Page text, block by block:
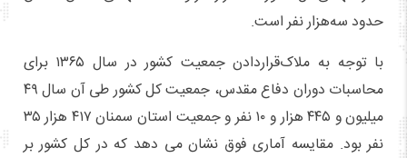
حدود سه‌هزار نفر است.
با توجه به ملاک‌قراردادن جمعیت کشور در سال ۱۳۶۵ برای
محاسبات دوران دفاع مقدس، جمعیت کل کشور طی آن سال ۴۹
میلیون و ۴۴۵ هزار و ۱۰ نفر و جمعیت استان سمنان ۴۱۷ هزار ۳۵
نفر بود. مقایسه آماری فوق نشان می دهد که در کل کشور بر